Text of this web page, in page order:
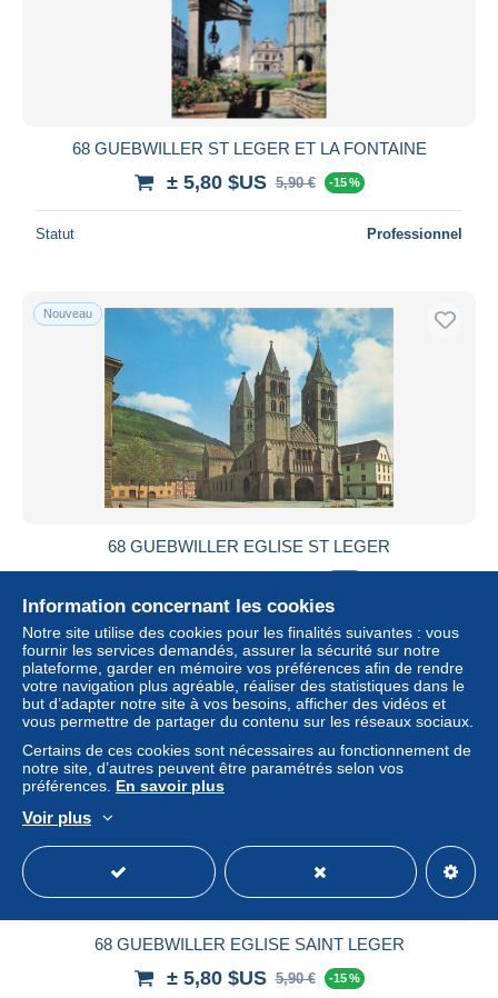
68 GUEBWILLER ST LEGER ET LA FONTAINE
± 5,80 $US 5,90 € -15 %
Statut Professionnel
Nouveau
68 GUEBWILLER EGLISE ST LEGER
Statut Professionnel
Nouveau
68 GUEBWILLER EGLISE SAINT LEGER
± 5,80 $US 5,90 € -15 %
Information concernant les cookies
Notre site utilise des cookies pour les finalités suivantes : vous
fournir les services demandés, assurer la sécurité sur notre
plateforme, garder en mémoire vos préférences afin de rendre
votre navigation plus agréable, réaliser des statistiques dans le
but d’adapter notre site à vos besoins, afficher des vidéos et
vous permettre de partager du contenu sur les réseaux sociaux.
Certains de ces cookies sont nécessaires au fonctionnement de
notre site, d’autres peuvent être paramétrés selon vos
préférences. En savoir plus
Voir plus